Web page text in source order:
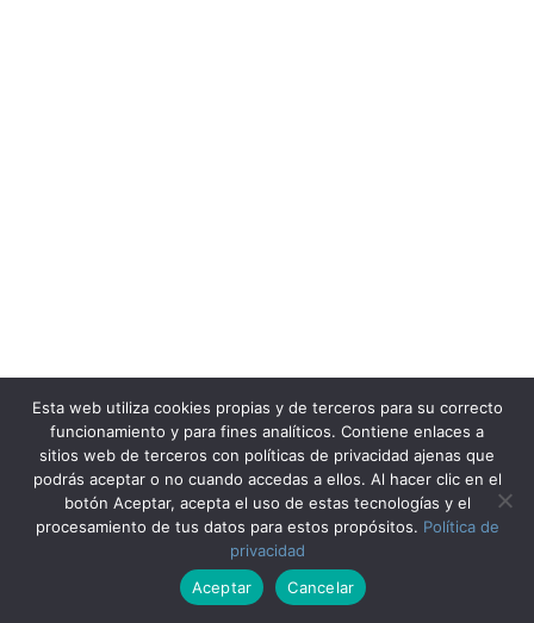
Esta web utiliza cookies propias y de terceros para su correcto
funcionamiento y para fines analíticos. Contiene enlaces a
sitios web de terceros con políticas de privacidad ajenas que
podrás aceptar o no cuando accedas a ellos. Al hacer clic en el
botón Aceptar, acepta el uso de estas tecnologías y el
procesamiento de tus datos para estos propósitos. Política de
privacidad
Aceptar
Cancelar